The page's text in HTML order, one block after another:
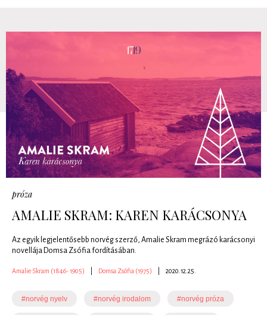
próza
AMALIE SKRAM: KAREN KARÁCSONYA
Az egyik legjelentősebb norvég szerző, Amalie Skram megrázó karácsonyi
novellája Domsa Zsófia fordításában.
Amalie Skram (1846- 1905) Domsa Zsófia (1975) 2020.12.25.
#norvég nyelv #norvég irodalom #norvég próza